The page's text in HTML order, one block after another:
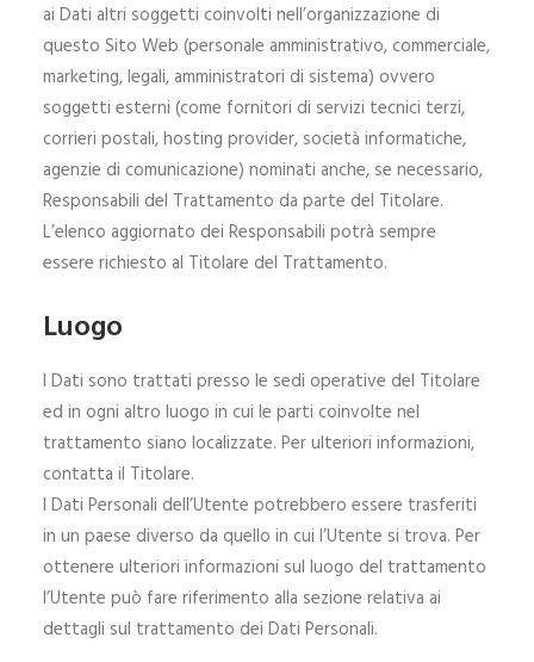
ai Dati altri soggetti coinvolti nell’organizzazione di
questo Sito Web (personale amministrativo, commerciale,
marketing, legali, amministratori di sistema) ovvero
soggetti esterni (come fornitori di servizi tecnici terzi,
corrieri postali, hosting provider, società informatiche,
agenzie di comunicazione) nominati anche, se necessario,
Responsabili del Trattamento da parte del Titolare.
L’elenco aggiornato dei Responsabili potrà sempre
essere richiesto al Titolare del Trattamento.
Luogo
I Dati sono trattati presso le sedi operative del Titolare
ed in ogni altro luogo in cui le parti coinvolte nel
trattamento siano localizzate. Per ulteriori informazioni,
contatta il Titolare.
I Dati Personali dell’Utente potrebbero essere trasferiti
in un paese diverso da quello in cui l’Utente si trova. Per
ottenere ulteriori informazioni sul luogo del trattamento
l’Utente può fare riferimento alla sezione relativa ai
dettagli sul trattamento dei Dati Personali.